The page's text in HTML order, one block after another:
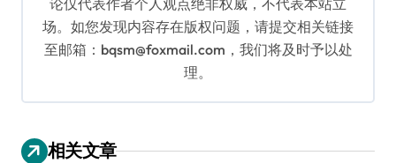
场。如您发现内容存在版权问题，请提交相关链接
至邮箱：bqsm@foxmail.com，我们将及时予以处
理。
相关文章